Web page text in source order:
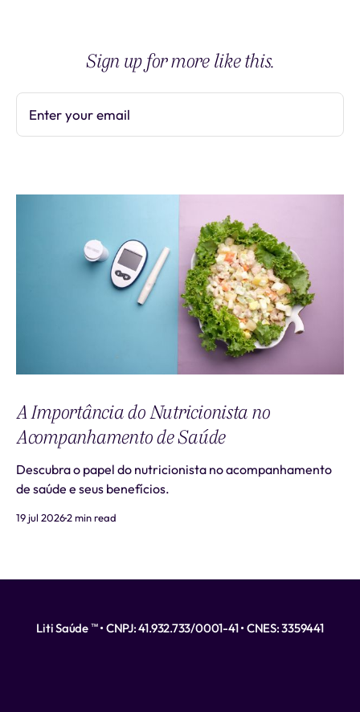
Sign up for more like this.
Enter your email
A Importância do Nutricionista no
Acompanhamento de Saúde
Descubra o papel do nutricionista no acompanhamento
de saúde e seus benefícios.
19 jul 20262 min read
Liti Saúde ™ • CNPJ: 41.932.733/0001-41 • CNES: 3359441